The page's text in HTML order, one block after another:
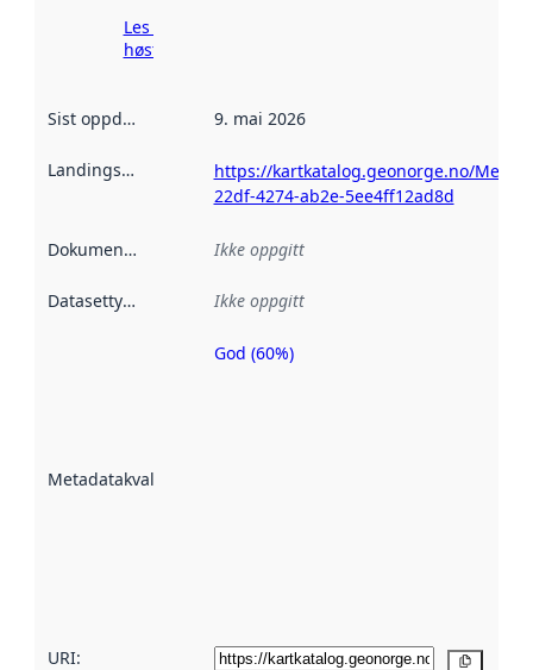
Les mer om
høsting her
Sist oppdatert 9. mai 2026
Landingsside
https://kartkatalog.geonorge.no/
22df-4274-ab2e-5ee4ff12ad8d
Dokumentasjon Ikke oppgitt
Datasettype Ikke oppgitt
Metadatakvalitet
Metadatakvalitet
God (60%)
URI: